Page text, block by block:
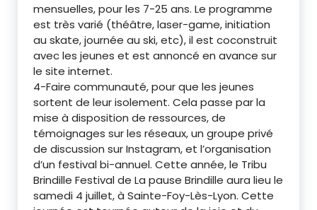
mensuelles, pour les 7-25 ans. Le programme
est très varié (théâtre, laser-game, initiation
au skate, journée au ski, etc), il est coconstruit
avec les jeunes et est annoncé en avance sur
le site internet.
4-Faire communauté, pour que les jeunes
sortent de leur isolement. Cela passe par la
mise à disposition de ressources, de
témoignages sur les réseaux, un groupe privé
de discussion sur Instagram, et l’organisation
d’un festival bi-annuel. Cette année, le Tribu
Brindille Festival de La pause Brindille aura lieu le
samedi 4 juillet, à Sainte-Foy-Lès-Lyon. Cette